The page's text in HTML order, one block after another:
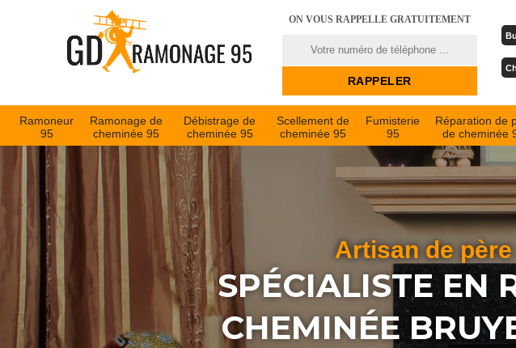
ON VOUS RAPPELLE GRATUITEMENT
Ramoneur
95
Ramonage de
cheminée 95
Débistrage de
cheminée 95
Scellement de
cheminée 95
Fumisterie
95
Réparation de
de cheminée
Artisan de
SPÉCIALISTE EN
CHEMINÉE